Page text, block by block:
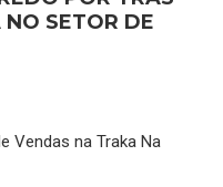
SETOR DE
Vendas na Traka Na